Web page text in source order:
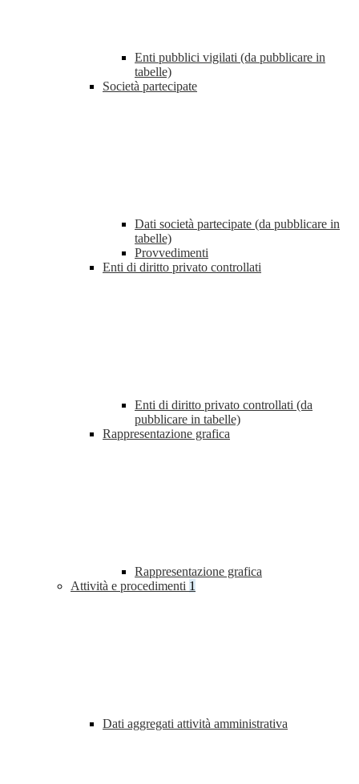
Enti pubblici vigilati (da pubblicare in
tabelle)
Società partecipate
Dati società partecipate (da pubblicare in
tabelle)
Provvedimenti
Enti di diritto privato controllati
Enti di diritto privato controllati (da
pubblicare in tabelle)
Rappresentazione grafica
Rappresentazione grafica
Attività e procedimenti 1
Dati aggregati attività amministrativa